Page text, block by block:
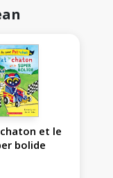
et le
bolide